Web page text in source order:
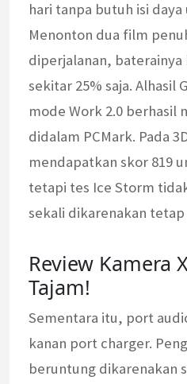
hari tanpa butuh isi
Menonton dua film
diperjalanan,
sekitar 25% saja. Alhasil
mode Work 2.0 berhasil
didalam PCMark. Pada
mendapatkan skor 819
tetapi tes Ice Storm
sekali dikarenakan tetap
Review Kamera
Tajam!
Sementara itu, port
kanan port charger.
beruntung dikarenakan